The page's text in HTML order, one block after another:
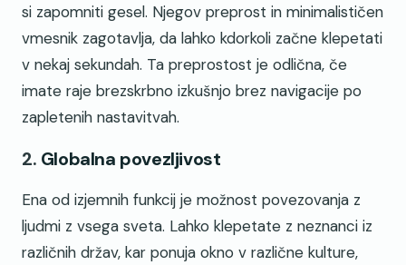
si zapomniti gesel. Njegov preprost in minimalističen
vmesnik zagotavlja, da lahko kdorkoli začne klepetati
v nekaj sekundah. Ta preprostost je odlična, če
imate raje brezskrbno izkušnjo brez navigacije po
zapletenih nastavitvah.
2. Globalna povezljivost
Ena od izjemnih funkcij je možnost povezovanja z
ljudmi z vsega sveta. Lahko klepetate z neznanci iz
različnih držav, kar ponuja okno v različne kulture,